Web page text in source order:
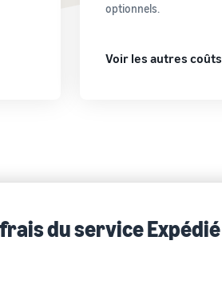
optionnels.
Voir les autres coûts
du service Expédié